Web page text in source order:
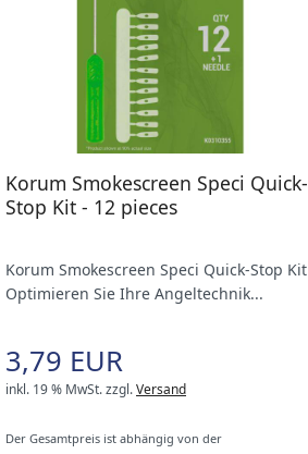
Korum Smokescreen Speci Quick-
Stop Kit - 12 pieces
Korum Smokescreen Speci Quick-Stop Kit
Optimieren Sie Ihre Angeltechnik...
3,79 EUR
inkl. 19 % MwSt.zzgl.Versand
Der Gesamtpreis ist abhängig von der